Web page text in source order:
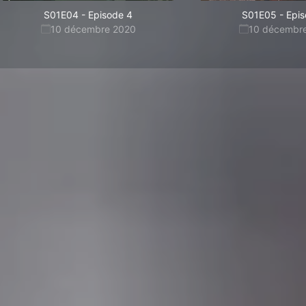
S01E04 - Episode 4
10 décembre 2020
S01E05 -
10